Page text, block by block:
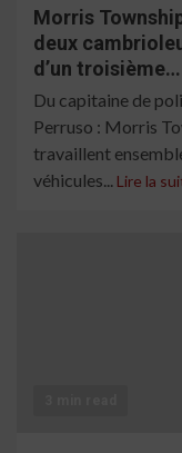
Morris
deux
d’un troisième…
Du capitaine de
Perruso : Morris
travaillent
véhicules... Lire la